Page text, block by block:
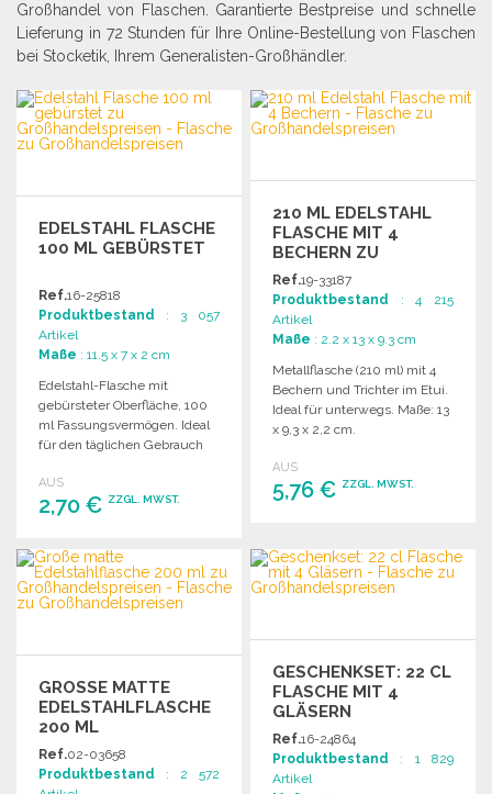
Großhandel von Flaschen. Garantierte Bestpreise und schnelle
Lieferung in 72 Stunden für Ihre Online-Bestellung von Flaschen
bei Stocketik, Ihrem Generalisten-Großhändler.
EDELSTAHL FLASCHE
100 ML GEBÜRSTET
Ref.16-25818
Produktbestand : 3 057
Artikel
Maße : 11.5 x 7 x 2 cm
Edelstahl-Flasche mit
gebürsteter Oberfläche, 100
ml Fassungsvermögen. Ideal
für den täglichen Gebrauch
AUS
2,70 € ZZGL. MWST.
BESTELLEN
Angebot anfordern
210 ML EDELSTAHL
FLASCHE MIT 4
BECHERN ZU
GROSSHANDELSPREISEN
Ref.19-33187
Produktbestand : 4 215
Artikel
Maße : 2.2 x 13 x 9.3 cm
Metallflasche (210 ml) mit 4
Bechern und Trichter im Etui.
Ideal für unterwegs. Maße: 13
x 9,3 x 2,2 cm.
AUS
5,76 € ZZGL. MWST.
Angebot anfordern
GROSSE MATTE E
DELSTAHLFLASCHE 2
00 ML
Ref.02-03658
Produktbestand : 2 572
GESCHENKSET: 22 CL
FLASCHE MIT 4
GLÄSERN
Ref.16-24864
Produktbestand : 1 829
Artikel